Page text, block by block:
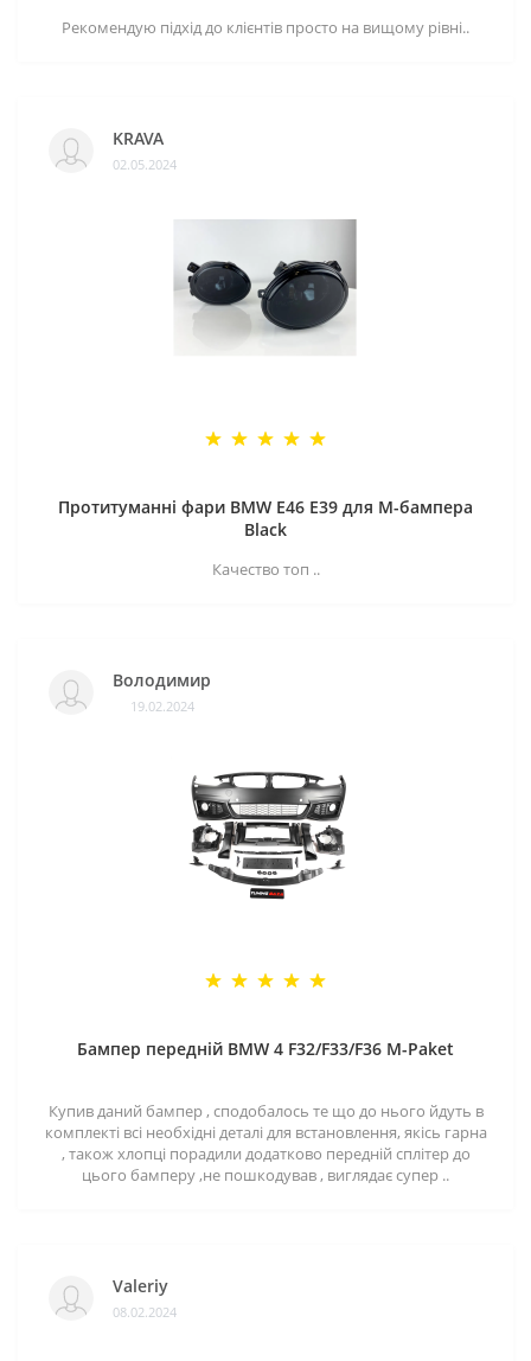
Рекомендую підхід до клієнтів просто на вищому рівні..
KRAVA
02.05.2024
Протитуманні фари BMW E46 E39 для M-бампера
Black
Качество топ ..
Володимир
19.02.2024
Бампер передній BMW 4 F32/F33/F36 M-Paket
Купив даний бампер , сподобалось те що до нього йдуть в
комплекті всі необхідні деталі для встановлення, якісь гарна
, також хлопці порадили додатково передній сплітер до
цього бамперу ,не пошкодував , виглядає супер ..
Valeriy
08.02.2024